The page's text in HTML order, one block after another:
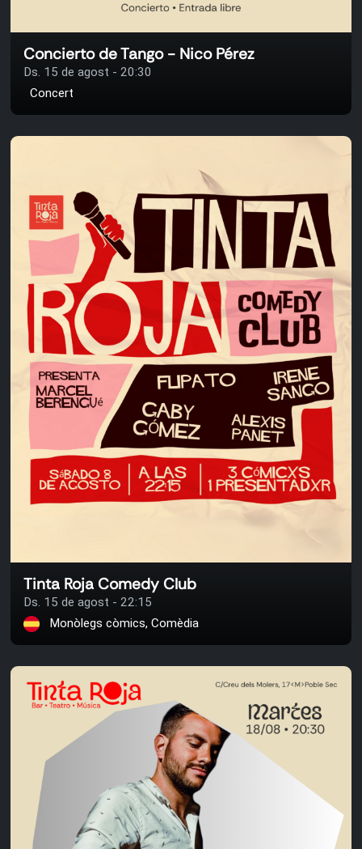
Concierto de Tango - Nico Pérez
Ds. 15 de agost - 20:30
Concert
Tinta Roja Comedy Club
Ds. 15 de agost - 22:15
Monòlegs còmics, Comèdia